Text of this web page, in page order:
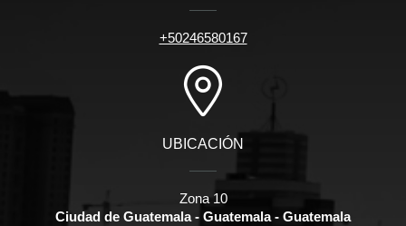
+50246580167
UBICACIÓN
Zona 10
Ciudad de Guatemala - Guatemala - Guatemala